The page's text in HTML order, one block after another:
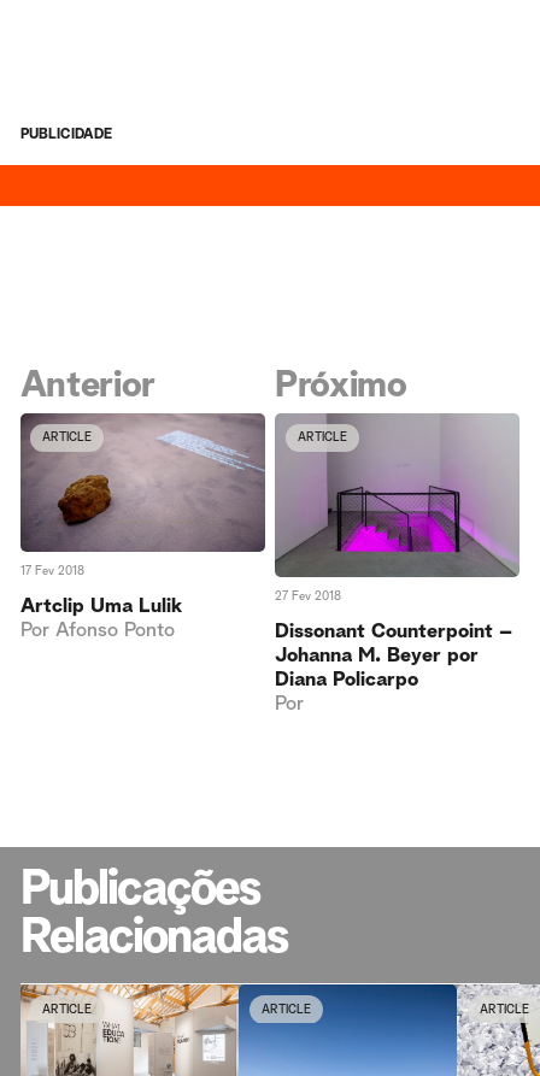
PUBLICIDADE
Anterior
ARTICLE
17 Fev 2018
Artclip Uma Lulik
Por Afonso Ponto
Próximo
ARTICLE
27 Fev 2018
Dissonant Counterpoint –
Johanna M. Beyer por
Diana Policarpo
Por
Publicações
Relacionadas
ARTICLE ARTICLE ARTICLE